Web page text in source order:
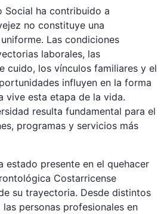
Social ha contribuido a
no constituye una
Las condiciones
laborales, las
cuido, los vínculos familiares y el
influyen en la forma
vive esta etapa de la vida.
resulta fundamental para el
programas y servicios más
estado presente en el quehacer
Costarricense
su trayectoria. Desde distintos
personas profesionales en